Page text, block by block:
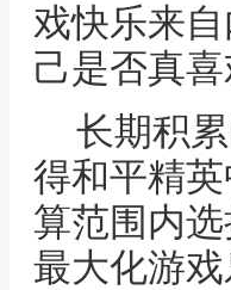
戏快乐来
己是否真喜
长期积
得和平精
算范围内
最大化游